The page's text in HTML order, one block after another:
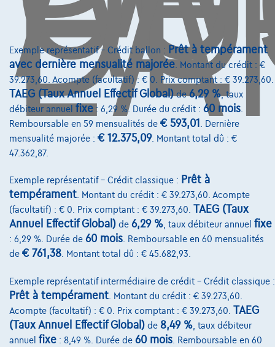
Exemple représentatif – Crédit ballon : Prêt à tempérament
avec dernière mensualité majorée . Montant du crédit : €
39.273,60. Acompte (facultatif) : € 0. Prix comptant : € 39.273,60.
TAEG (Taux Annuel Effectif Global)de6,29 %, taux
débiteur annuel fixe : 6,29 %. Durée du crédit : 60 mois
Remboursable en 59 mensualités de € 593,01
. Dernière
mensualité majorée : € 12.375,09. Montant total dû : €
47.362,87.
Exemple représentatif – Crédit classique : Prêt à
tempérament. Montant du crédit : € 39.273,60. Acompte
(facultatif) : € 0. Prix comptant : € 39.273,60.
TAEG (Taux
Annuel Effectif Global) de 6,29 %, taux débiteur annuel fixe
: 6,29 %. Durée de 60 mois. Remboursable en 60 mensualités
de € 761,38. Montant total dû : € 45.682,93.
Exemple représentatif intermédiaire de crédit – Crédit classique :
Prêt à tempérament . Montant du crédit : € 39.273,60.
Acompte (facultatif) : € 0. Prix comptant : € 39.273,60.
TAEG
(Taux Annuel Effectif Global) de 8,49 % , taux débiteur
annuel fixe : 8,49 %. Durée de 60 mois . Remboursable en 60
info@touringcarselect.be
Avenue Roi Albert II 4, B12
1000 Bruxelles
Services & Solutions
Assistance dépannage
Financement
Assurance auto
Leasing
Sur Nous
Qui nous sommes
Charte de qualité
Nos dealers